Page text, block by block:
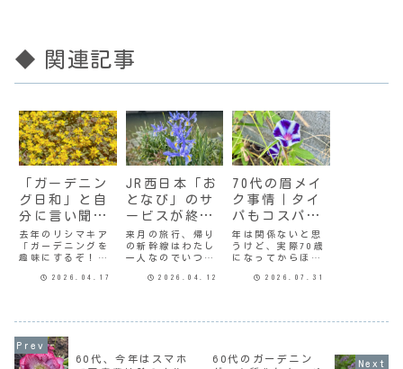
◆ 関連記事
「ガーデニン
グ日和」と自
分に言い聞か
せて庭仕事
去年のリシマキア
「ガーデニングを
趣味にするぞ！」
前の夏が終わった
なのでね。暑い時
も寒い時も外に出
るのは嫌なのよ。
2026.04.17
JR西日本「お
となび」のサ
ービスが終了
していたとは
来月の旅行、帰り
の新幹線はわたし
一人なのでいつも
び」でチケット予
思って調べてみる
2026.04.12
70代の眉メイ
ク事情｜タイ
パもコスパも
最高のアイテ
ム
年は関係ないと思
うけど、実際70歳
になってからほと
くなった。ちょっ
い線とかがスジに
2026.07.31
60代、今年はスマホ
60代のガーデニン